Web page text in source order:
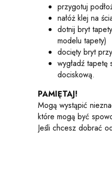
przygotuj
nałóż klej na
dotnij bryt
modelu tapety)
docięty bryt
wygładź
dociskową.
PAMIĘTAJ!
Mogą wystąpić
które mogą być
Jeśli chcesz dobrać